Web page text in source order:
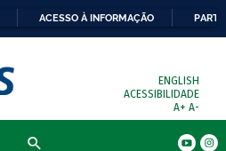
ACESSO À INFORMAÇÃO
ENGLISH
ACESSIBILIDADE
A+ A-